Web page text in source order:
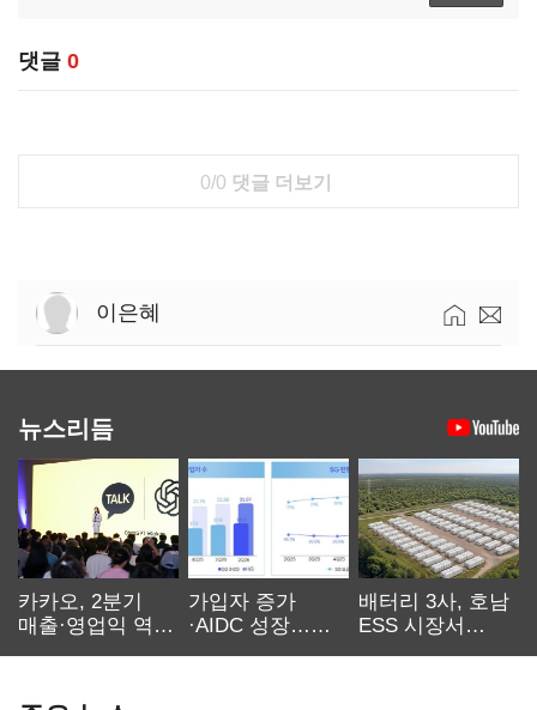
댓글 0
0/0 댓글 더보기
이은혜
뉴스리듬
카카오, 2분기
매출·영업익 역대
가입자 증가
·AIDC 성장…
배터리 3사, 호남
ESS 시장서